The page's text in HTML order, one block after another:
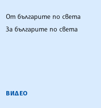
От българите по света
За българите по света
ВИДЕО